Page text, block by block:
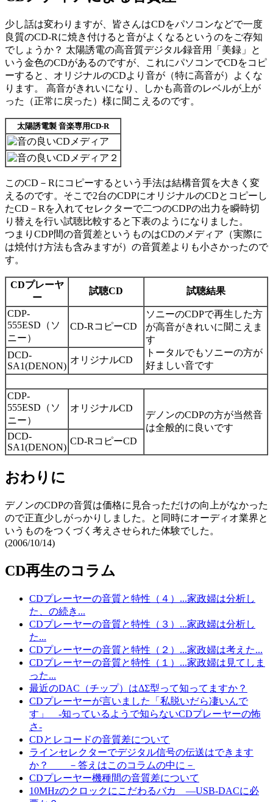
少し話は変わりますが、皆さんはCDをパソコンなどで一度
良質のCD-Rに焼き付けると音がよくなるというのをご存知
でしょうか？ 太陽誘電の高音質デジタル録音用「美録」と
いう金色のCDがあるのですが、これにパソコンでCDをコピ
ーすると、オリジナルのCDより音が（特に高音が）よくな
ります。 高音がきれいになり、しかも高音のレベルが上が
った（正常に戻った）様に聞こえるのです。
太陽誘電製 音楽専用CD-R
このCD－Rにコピーするという手法は結構音質を大きく変
えるのです。そこで2台のCDPにオリジナルのCDとコピーし
たCD－Rを入れてセレクターで二つのCDPの出力を瞬時切
り替えを行い試聴比較すると下表のようになりました。
つまりCDP間の音質差というものはCDのメディア（実際に
は焼付け方法も含みますが）の音質差よりも小さかったので
す。
CDプレーヤ
ー
試聴CD 試聴結果
CDP-
555ESD（ソ
ニー）
CD-RコピーCD
ソニーのCDPで再生した方
が高音がきれいに聞こえま
す
トータルでもソニーの方が
好ましい音です
DCD-
SA1(DENON)
オリジナルCD
CDP-
555ESD（ソ
ニー）
オリジナルCD
デノンのCDPの方が当然音
は全般的に良いです
DCD-
SA1(DENON)
CD-RコピーCD
おわりに
デノンのCDPの音質は価格に見合っただけの向上がなかった
ので正直少しがっかりしました。と同時にオーディオ業界と
いうものをつくづく考えさせられた体験でした。
(2006/10/14)
CD再生のコラム
CDプレーヤーの音質と特性（４）...家政婦は分析し
た、の続き...
CDプレーヤーの音質と特性（３）...家政婦は分析し
た...
CDプレーヤーの音質と特性（２）...家政婦は考えた...
CDプレーヤーの音質と特性（１）...家政婦は見てしま
った...
最近のDAC（チップ）はΔΣ型って知ってますか？
CDプレーヤーが言いました「私脱いだら凄いんで
す」 -知っているようで知らないCDプレーヤーの怖
さ-
CDとレコードの音質差について
ラインセレクターでデジタル信号の伝送はできます
か？ －答えはこのコラムの中に－
CDプレーヤー機種間の音質差について
10MHzのクロックにこだわるバカ ―USB-DACに必